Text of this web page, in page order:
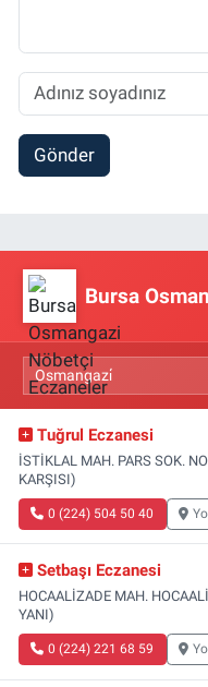
Gönder
Bursa
Tuğrul Eczanesi
İSTİKLAL MAH. PARS SOK.
KARŞISI)
0 (224) 504 50 40
Setbaşı Eczanesi
HOCAALİZADE MAH.
YANI)
0 (224) 221 68 59